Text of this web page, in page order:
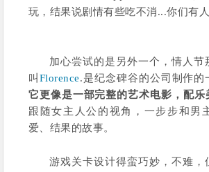
玩，结果说剧情有些吃不消...你们有
加心尝试的是另外一个，情人节
叫 Florence.是纪念碑谷的公司制作的
它更像是一部完整的艺术电影，配乐
跟随女主人公的视角，一步步和男
爱、结果的故事。
游戏关卡设计得蛮巧妙，不难，